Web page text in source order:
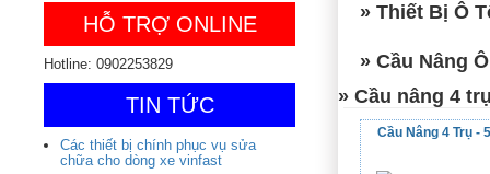
HỖ TRỢ ONLINE
Hotline: 0902253829
TIN TỨC
Các thiết bị chính phục vụ sửa
chữa cho dòng xe vinfast
» Thiết Bị Ô
» Cầu Nâng
» Cầu nâng 4
Cầu Nâng 4 Trụ -